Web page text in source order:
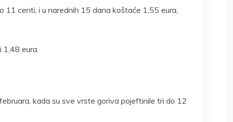
11 centi, i u narednih 15 dana koštaće 1,55 eura,
eura.
kada su sve vrste goriva pojeftinile tri do 12